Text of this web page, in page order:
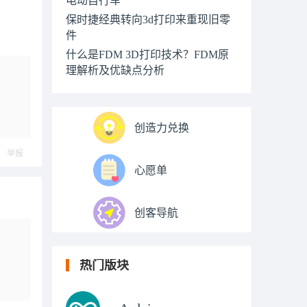
举报
保时捷经典转向3d打印来重现旧零
件
什么是FDM 3D打印技术？FDM原
理解析及优缺点分析
创造力兑换
心愿单
创客导航
热门版块